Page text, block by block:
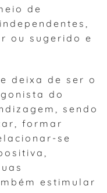
de
ou sugerido e
deixa de ser o
do
sendo
formar
se
estimular